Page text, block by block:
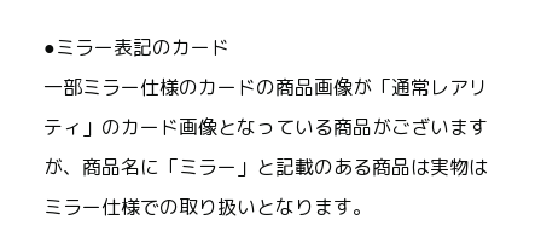
●ミラー表記のカード
一部ミラー仕様のカードの商品画像が「通常レアリ
ティ」のカード画像となっている商品がございます
が、商品名に「ミラー」と記載のある商品は実物は
ミラー仕様での取り扱いとなります。